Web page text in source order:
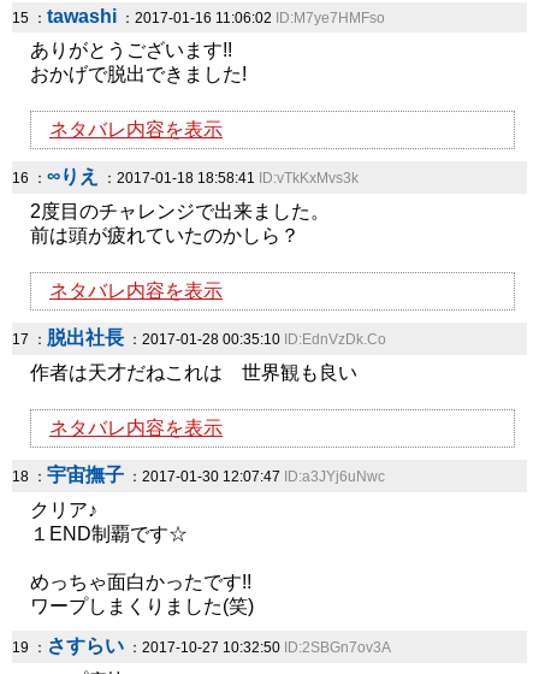
15 ： tawashi ：2017-01-16 11:06:02 ID:M7ye7HMFso
ありがとうございます!!
おかげで脱出できました!
ネタバレ内容を表示
16 ： ∞りえ ：2017-01-18 18:58:41 ID:vTkKxMvs3k
2度目のチャレンジで出来ました。
前は頭が疲れていたのかしら？
ネタバレ内容を表示
17 ： 脱出社長 ：2017-01-28 00:35:10 ID:EdnVzDk.Co
作者は天才だねこれは 世界観も良い
ネタバレ内容を表示
18 ： 宇宙撫子 ：2017-01-30 12:07:47 ID:a3JYj6uNwc
クリア♪
１END制覇です☆
めっちゃ面白かったです!!
ワープしまくりました(笑)
19 ： さすらい ：2017-10-27 10:32:50 ID:2SBGn7ov3A